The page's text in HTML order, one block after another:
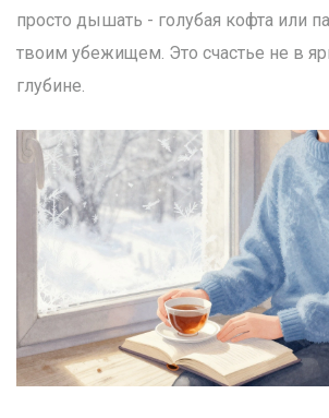
просто дышать - голубая кофта или
твоим убежищем. Это счастье не в
глубине.